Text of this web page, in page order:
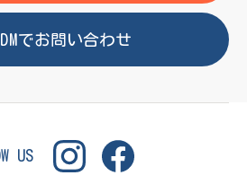
DMでお問い合わせ
US